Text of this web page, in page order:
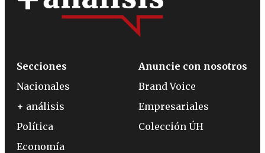
Secciones
Nacionales
+ análisis
Política
Economía
Anuncie con nosotros
Brand Voice
Empresariales
Colección ÚH